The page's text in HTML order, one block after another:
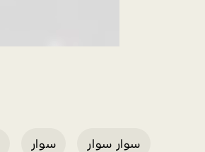
سوار سوار سوار